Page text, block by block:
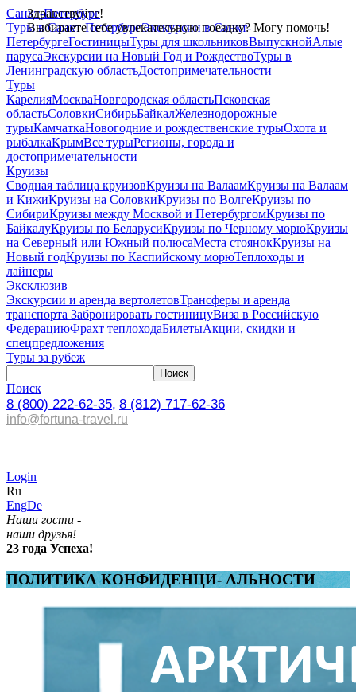
Здравствуйте!
Выбираете себе увлекательную поездку? Могу помочь!
Санкт-Петербург
Туры в Санкт-ПетербургЭкскурсии в Санкт-
ПетербургеГостиницыТуры для школьниковВыпускнойАлые
парусаЭкскурсии на Новый Год и РождествоТуры в
Ленинградскую областьДостопримечательности
Туры
КарелияМоскваНовгородская областьПсковская
областьСоловкиСибирьБайкалЖелезнодорожные
турыКамчаткаНовогодние и рождественские турыОхота и
рыбалкаКрымВсе турыРегионы, города и
достопримечательности
Круизы
Сводная таблица круизовКруизы на ВалаамКруизы на Валаам
и КижиКруизы на СоловкиКруизы по ВолгеКруизы по
СибириКруизы между Москвой и ПетербургомКруизы по
БайкалуКруизы по БеларусиКруизы по Черному морюКруизы
на Северный или Южный полюсаМеста стоянокКруизы на
Новый годКруизы по Каспийскому морюТеплоходы и
лайнеры
Эксклюзив
Экскурсии и аренда вертолетовТрансферы и аренда
транспорта Забронировать гостиницуВиза в Российскую
ФедерациюФрахт теплоходаБилетыАкции, скидки и
спецпредложения
Туры за рубеж
Поиск
8 (800) 222-62-35, 8 (812) 717-62-36
info@fortuna-travel.ru
Login
Ru
EngDe
Наши гости -
наши друзья!
23 года Успеха!
ПОЛИТИКА КОНФИДЕНЦИ- АЛЬНОСТИ